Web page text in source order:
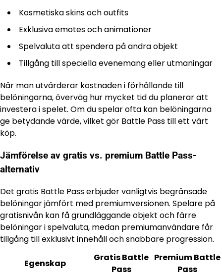
Kosmetiska skins och outfits
Exklusiva emotes och animationer
Spelvaluta att spendera på andra objekt
Tillgång till speciella evenemang eller utmaningar
När man utvärderar kostnaden i förhållande till
belöningarna, överväg hur mycket tid du planerar att
investera i spelet. Om du spelar ofta kan belöningarna
ge betydande värde, vilket gör Battle Pass till ett värt
köp.
Jämförelse av gratis vs. premium Battle Pass-
alternativ
Det gratis Battle Pass erbjuder vanligtvis begränsade
belöningar jämfört med premiumversionen. Spelare på
gratisnivån kan få grundläggande objekt och färre
belöningar i spelvaluta, medan premiumanvändare får
tillgång till exklusivt innehåll och snabbare progression.
Egenskap
Gratis Battle
Pass
Premium Battle
Pass